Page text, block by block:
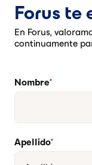
Forus te
En Forus,
continuamente
Nombre*
Apellido*